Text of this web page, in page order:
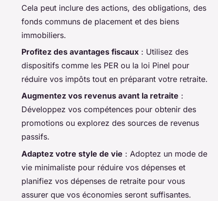
Cela peut inclure des actions, des obligations, des
fonds communs de placement et des biens
immobiliers.
Profitez des avantages fiscaux : Utilisez des
dispositifs comme les PER ou la loi Pinel pour
réduire vos impôts tout en préparant votre retraite.
Augmentez vos revenus avant la retraite :
Développez vos compétences pour obtenir des
promotions ou explorez des sources de revenus
passifs.
Adaptez votre style de vie : Adoptez un mode de
vie minimaliste pour réduire vos dépenses et
planifiez vos dépenses de retraite pour vous
assurer que vos économies seront suffisantes.